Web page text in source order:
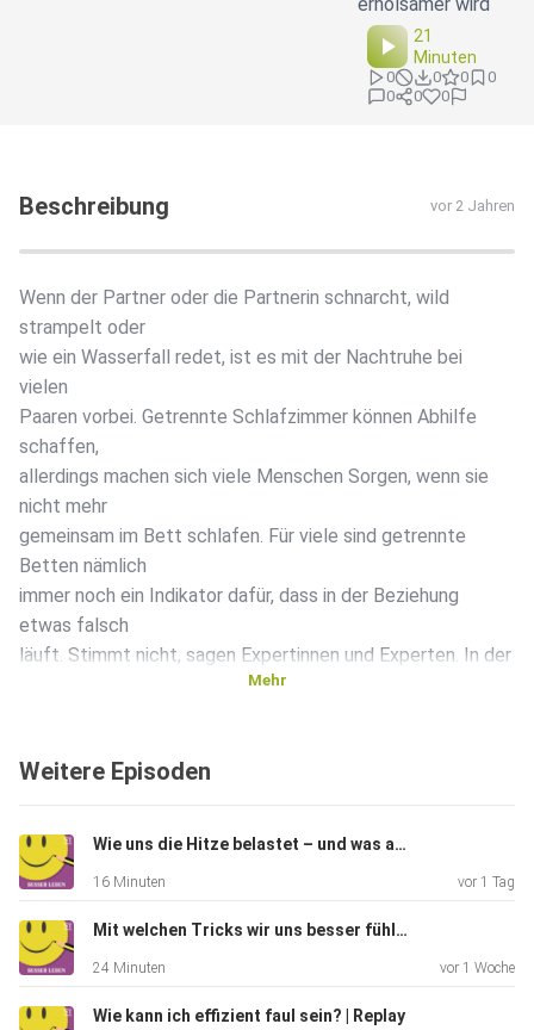
21
Minuten
0 0 0
0
0
0 0
Beschreibung vor 2 Jahren
Wenn der Partner oder die Partnerin schnarcht, wild
strampelt oder
wie ein Wasserfall redet, ist es mit der Nachtruhe bei
vielen
Paaren vorbei. Getrennte Schlafzimmer können Abhilfe
schaffen,
allerdings machen sich viele Menschen Sorgen, wenn sie
nicht mehr
gemeinsam im Bett schlafen. Für viele sind getrennte
Betten nämlich
immer noch ein Indikator dafür, dass in der Beziehung
etwas falsch
läuft. Stimmt nicht, sagen Expertinnen und Experten. In der
Schlafzimmer sogar gut für die Beziehung sein kann, wie
"Sleep Divorce" am besten angeht – und welche Lösungen
es für Paare
gibt, die keinen Platz für ein zweites Schlafzimmer haben.
Mehr
Weitere Episoden
Wie uns die Hitze belastet – und was akut hilft
16 Minuten vor 1 Tag
Mit welchen Tricks wir uns besser fühlen | Replay
24 Minuten vor 1 Woche
Wie kann ich effizient faul sein? | Replay